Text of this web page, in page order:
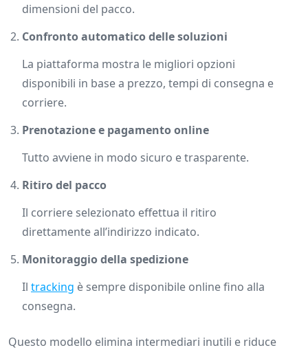
dimensioni del pacco.
Confronto automatico delle soluzioni
La piattaforma mostra le migliori opzioni
disponibili in base a prezzo, tempi di consegna e
corriere.
Prenotazione e pagamento online
Tutto avviene in modo sicuro e trasparente.
Ritiro del pacco
Il corriere selezionato effettua il ritiro
direttamente all’indirizzo indicato.
Monitoraggio della spedizione
Il tracking è sempre disponibile online fino alla
consegna.
Questo modello elimina intermediari inutili e riduce